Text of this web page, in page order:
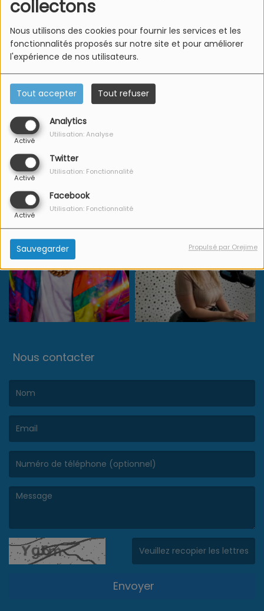
collectons
Nous utilisons des cookies pour fournir les services et les
fonctionnalités proposés sur notre site et pour améliorer
l'expérience de nos utilisateurs.
Tout accepter Tout refuser
Analytics
Activé
Utilisation: Analyse
Twitter
Activé
Utilisation: Fonctionnalité
Facebook
Activé
Utilisation: Fonctionnalité
Sauvegarder Propulsé par Orejime
L'Equipe Azur FM
Nous contacter
Envoyer